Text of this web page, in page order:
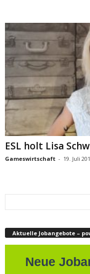
ESL holt Lisa
Gameswirtschaft - 19. Juli
Aktuelle Jobangebote –